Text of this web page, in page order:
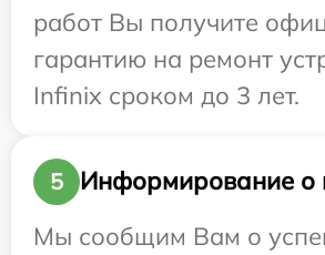
работ Вы получите
гарантию на ремонт
Infinix сроком до 3 лет.
5
Информирование о
Мы сообщим Вам о